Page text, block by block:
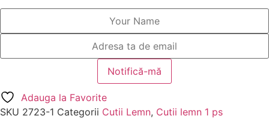
Adauga la Favorite
SKU 2723-1 Categorii Cutii Lemn, Cutii lemn 1 ps